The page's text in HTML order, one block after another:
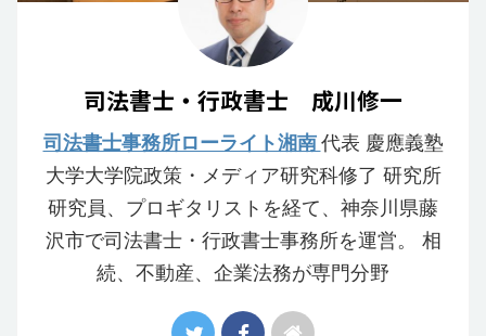
司法書士・行政書士 成川修一
司法書士事務所ローライト湘南代表 慶應義塾
大学大学院政策・メディア研究科修了 研究所
研究員、プロギタリストを経て、神奈川県藤
沢市で司法書士・行政書士事務所を運営。 相
続、不動産、企業法務が専門分野